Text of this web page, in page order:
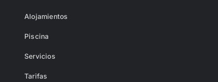
Alojamientos
Piscina
Servicios
Tarifas